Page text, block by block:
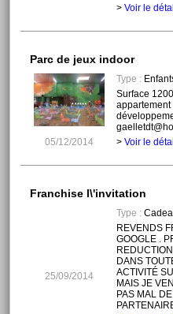
> Voir le
Parc de jeux indoor
05/12/2014
Type :
Surface
appartement
> Voir le
Franchise l\'invitation
25/09/2014
Type :
REVENDS
GOOGLE .
DANS
ACTIVITÉ
MAIS JE
PAS MAL